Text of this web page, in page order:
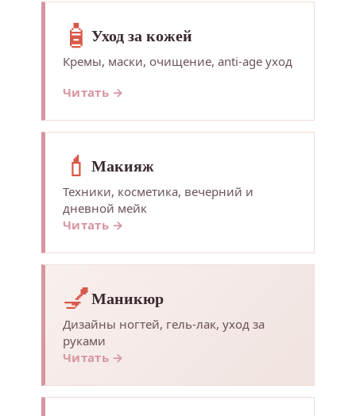
🧴 Уход за кожей
Кремы, маски, очищение, anti-age уход
Читать →
💄 Макияж
Техники, косметика, вечерний и
дневной мейк
Читать →
💅Маникюр
Дизайны ногтей, гель-лак, уход за
руками
Читать →